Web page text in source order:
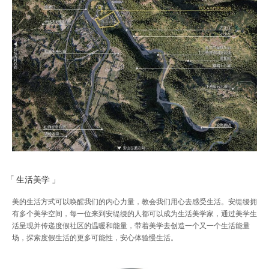
「 生活美学 」
美的生活方式可以唤醒我们的内心力量，教会我们用心去感受生活。安缇缦拥
有多个美学空间，每一位来到安缇缦的人都可以成为生活美学家，通过美学生
活呈现并传递度假社区的温暖和能量，带着美学去创造一个又一个生活能量
场，探索度假生活的更多可能性，安心体验慢生活。